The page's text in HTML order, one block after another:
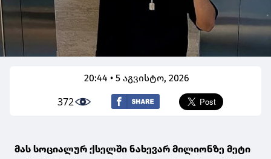
20:44 • 5 აგვისტო, 2026
372
მას სოციალურ ქსელში ნახევარ მილიონზე მეტი